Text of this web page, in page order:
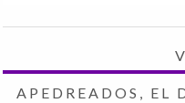
APEDREADOS, EL